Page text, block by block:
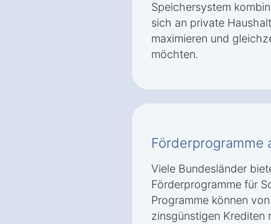
Speichersystem
sich an private
maximieren und
möchten.
Förderprogramme
Viele Bundesländer
Förderprogramme für
Programme können
zinsgünstigen Krediten